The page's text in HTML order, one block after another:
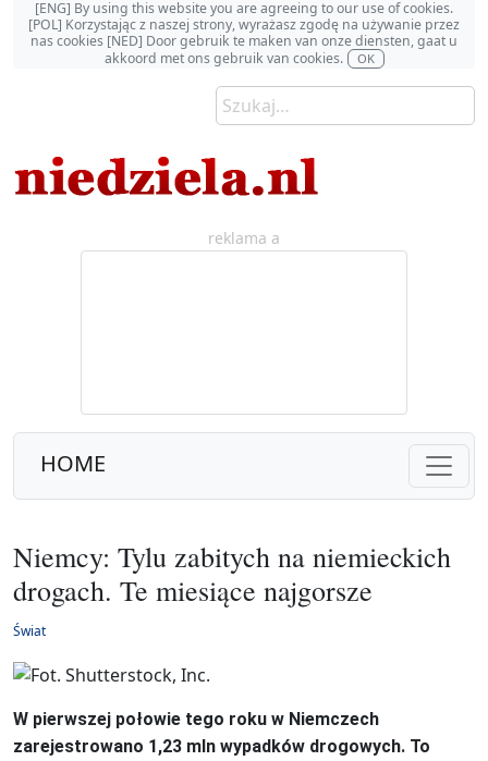
[ENG] By using this website you are agreeing to our use of cookies.
[POL] Korzystając z naszej strony, wyrażasz zgodę na używanie przez
nas cookies [NED] Door gebruik te maken van onze diensten, gaat u
akkoord met ons gebruik van cookies.
OK
reklama a
HOME
Niemcy: Tylu zabitych na niemieckich
drogach. Te miesiące najgorsze
Świat
W pierwszej połowie tego roku w Niemczech
zarejestrowano 1,23 mln wypadków drogowych. To